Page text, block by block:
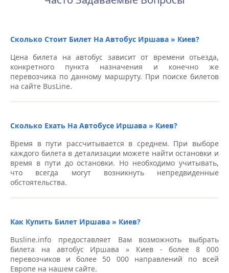
Станция метро “Вырлица”, пр-т Николая Бажана –
Автобусная остановка, ул. Льва Толстого, 63 –
Станция метро “Святошино”, пр. Победы, 81 –
Автовокзалы Киев
Киев
Автовокзал “Центральный”, пр-т Науки, 1 (остановка
общественного транспорта) – Автовокзалы Киев
Автовокзалы Киев
Станция метро «Академгородок», напротив главного
Сколько Стоит Билет На Автобус Иршава » Киев?
Цена билета на автобус зависит от времени отьезда,
конкретного пункта назначения и конечно же
перевозчика по данному маршруту. При поиске билетов
на сайте BusLine.
Сколько Ехать На Автобусе Иршава » Киев?
Время в пути рассчитывается в среднем. При выборе
каждого билета в детализации можете найти остановки и
время в пути до остановки. Но необходимо учитывать,
что всегда могут возникнуть непредвиденные
обстоятельства.
Как Купить Билет Иршава » Киев?
Busline.info предоставляет Вам возможноть выбрать
билета на автобус Иршава » Киев - более 8 000
перевозчиков и более 50 000 направлений по всей
Европе на нашем сайте.